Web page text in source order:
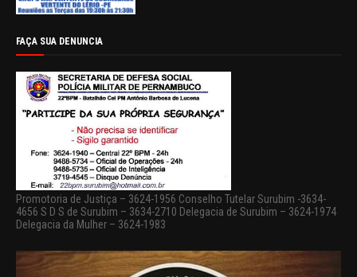
FAÇA SUA DENUNCIA
Promotoria de Justiça – 3624-1956 Conselho Tutelar Surubim -3634-
4656 S D S de Surubim – 3634-2710 Delegacia de Surubim – 3624-1974
Delegacia da Mulher – 3624-1983